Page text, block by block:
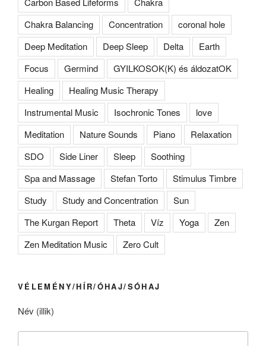
Chakra Balancing
Concentration
coronal hole
Deep Meditation
Deep Sleep Delta
Earth
Focus
Germind
GYILKOSOK(K) és áldozatOK
Healing
Healing Music Therapy
Instrumental Music
Isochronic Tones
love
Meditation
Nature Sounds Piano
Relaxation
SDO
Side Liner Sleep
Soothing
Spa and Massage
Stefan Torto
Stimulus Timbre
Study
Study and Concentration
Sun
The Kurgan Report
Theta Víz Yoga
Zen
Zen Meditation Music
Zero Cult
VÉLEMÉNY/HÍR/ÓHAJ/SÓHAJ
Név (illik)